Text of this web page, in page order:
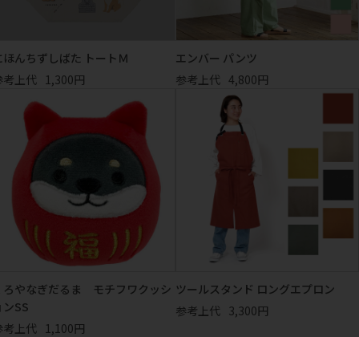
ほんちずしばた トートＭ
考上代 1,300円
エンバー パンツ
参考上代 4,800円
ろやなぎだるま モチフワクッシ
ンSS
考上代 1,100円
ツールスタンド ロングエプロン
参考上代 3,300円